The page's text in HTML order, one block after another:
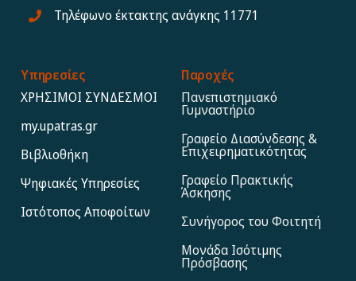
Τηλέφωνο έκτακτης ανάγκης 11771
Υπηρεσίες
ΧΡΗΣΙΜΟΙ ΣΥΝΔΕΣΜΟΙ
my.upatras.gr
Βιβλιοθήκη
Ψηφιακές Υπηρεσίες
Ιστότοπος Αποφoίτων
Παροχές
Πανεπιστημιακό
Γυμναστήριο
Γραφείο Διασύνδεσης &
Επιχειρηματικότητας
Γραφείο Πρακτικής
Άσκησης
Συνήγορος του Φοιτητή
Μονάδα Ισότιμης
Πρόσβασης